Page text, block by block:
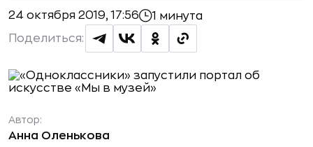
24 октября 2019, 17:56 1 минута
Поделиться:
Автор:
Анна Оленькова